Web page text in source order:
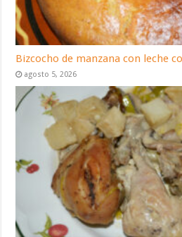
Bizcocho de manzana con leche
agosto 5, 2026